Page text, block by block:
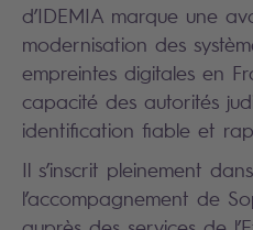
d’IDEMIA marque une
modernisation des
empreintes digitales en
capacité des autorités
identification fiable et
Il s’inscrit pleinement
l’accompagnement de